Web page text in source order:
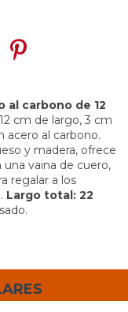
al carbono de 12
cm de largo, 3 cm
acero al carbono.
y madera, ofrece
vaina de cuero,
regalar a los
Largo total: 22